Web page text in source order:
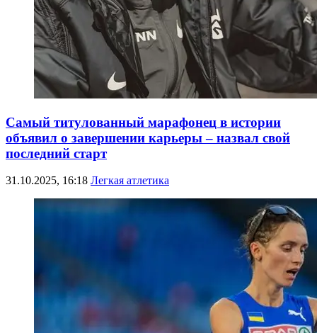
Самый титулованный марафонец в истории
объявил о завершении карьеры – назвал свой
последний старт
31.10.2025, 16:18 Легкая атлетика